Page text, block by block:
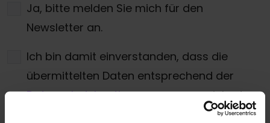
Ja, bitte melden Sie mich für den
Newsletter an.
Ich bin damit einverstanden, dass die
übermittelten Daten entsprechend der
Datenschutzbestimmungengespeichert
und verarbeitet werden dürfen. Zudem